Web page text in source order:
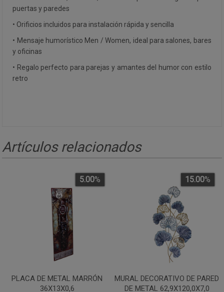
puertas y paredes
• Orificios incluidos para instalación rápida y sencilla
• Mensaje humorístico Men / Women, ideal para salones, bares
y oficinas
• Regalo perfecto para parejas y amantes del humor con estilo
retro
Artículos relacionados
PLACA DE METAL MARRÓN
36X13X0,6
5.00%
MURAL DECORATIVO DE PARED
DE METAL 62,9X120,0X7,0
15.00%